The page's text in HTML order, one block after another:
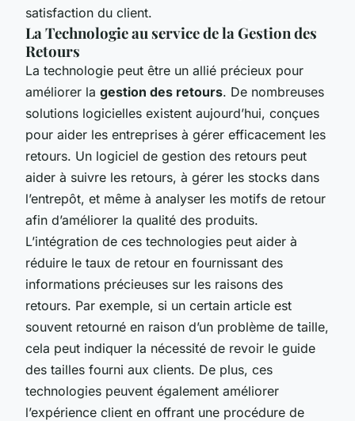
satisfaction du client.
La Technologie au service de la Gestion des
Retours
La technologie peut être un allié précieux pour
améliorer la gestion des retours. De nombreuses
solutions logicielles existent aujourd’hui, conçues
pour aider les entreprises à gérer efficacement les
retours. Un logiciel de gestion des retours peut
aider à suivre les retours, à gérer les stocks dans
l’entrepôt, et même à analyser les motifs de retour
afin d’améliorer la qualité des produits.
L’intégration de ces technologies peut aider à
réduire le taux de retour en fournissant des
informations précieuses sur les raisons des
retours. Par exemple, si un certain article est
souvent retourné en raison d’un problème de taille,
cela peut indiquer la nécessité de revoir le guide
des tailles fourni aux clients. De plus, ces
technologies peuvent également améliorer
l’expérience client en offrant une procédure de